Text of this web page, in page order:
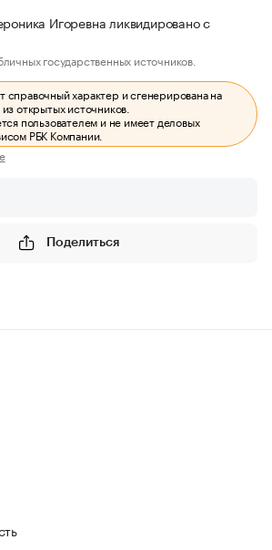
Игоревна ликвидировано с
государственных источников.
характер и сгенерирована на
открытых источников.
пользователем и не имеет деловых
РБК Компании.
Поделиться